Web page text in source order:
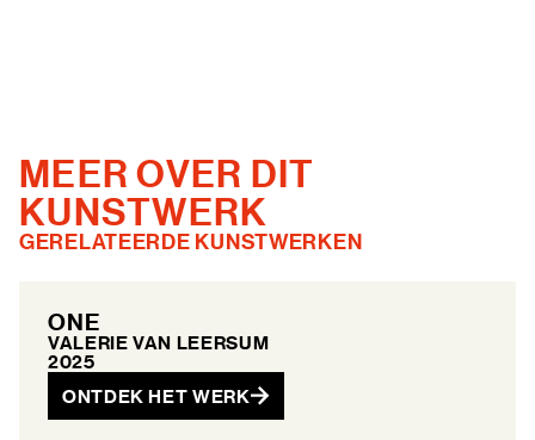
MEER OVER DIT
KUNSTWERK
GERELATEERDE KUNSTWERKEN
ONE
VALERIE VAN LEERSUM
2025
ONTDEK HET WERK